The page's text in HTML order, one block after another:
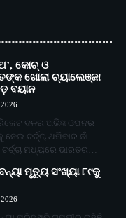
କୋଚ୍ ଓ
ଖୋଲା ଚ୍ୟାଲେଞ୍ଜ!
ବୟାନ
ଦଳର ଅଭିଜ୍ଞ ଓପନର
ଚର୍ଚ୍ଚା ଥମିବାର ନାଁ
ଚର୍ଚ୍ଚା ମଧ୍ୟରେ ଭାରତର…
ମୃତ୍ୟୁ ସଂଖ୍ୟା ୮୯କୁ